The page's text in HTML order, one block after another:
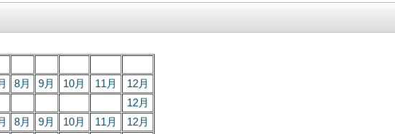
8月 9月 10月 11月
12月
12月
8月 9月 10月 11月
12月